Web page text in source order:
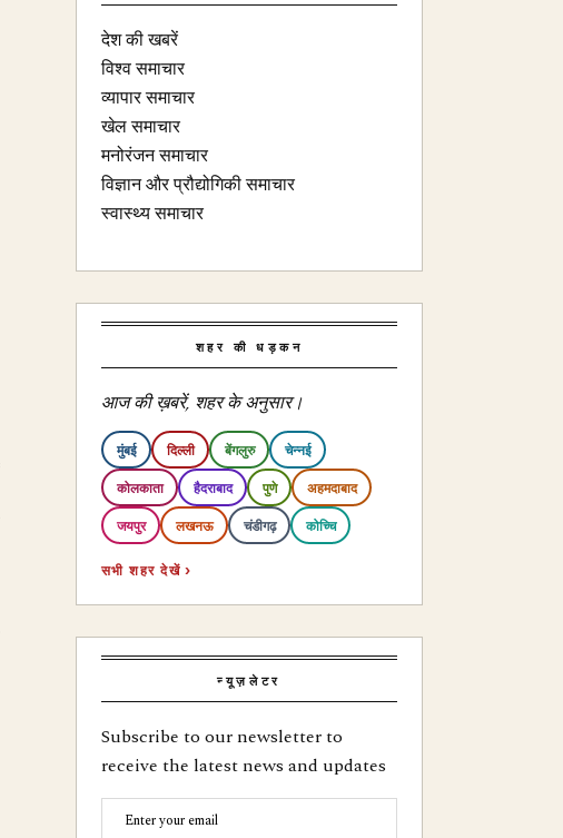
देश की खबरें
विश्व समाचार
व्यापार समाचार
खेल समाचार
मनोरंजन समाचार
विज्ञान और प्रौद्योगिकी समाचार
स्वास्थ्य समाचार
शहर की धड़कन
आज की ख़बरें, शहर के अनुसार।
मुंबई दिल्ली बेंगलुरु चेन्नई
कोलकाता हैदराबाद पुणे अहमदाबाद
जयपुर लखनऊ चंडीगढ़ कोच्चि
सभी शहर देखें ›
न्यूज़लेटर
Subscribe to our newsletter to
receive the latest news and updates